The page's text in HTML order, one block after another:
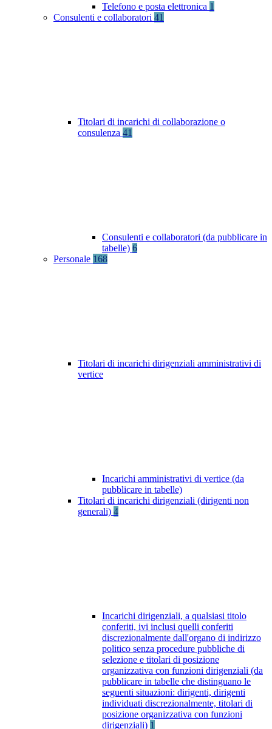
Telefono e posta elettronica 1
Consulenti e collaboratori 41
Titolari di incarichi di collaborazione o
consulenza 41
Consulenti e collaboratori (da pubblicare in
tabelle) 6
Personale 168
Titolari di incarichi dirigenziali amministrativi di
vertice
Incarichi amministrativi di vertice (da
pubblicare in tabelle)
Titolari di incarichi dirigenziali (dirigenti non
generali) 4
Incarichi dirigenziali, a qualsiasi titolo
conferiti, ivi inclusi quelli conferiti
discrezionalmente dall'organo di indirizzo
politico senza procedure pubbliche di
selezione e titolari di posizione
organizzativa con funzioni dirigenziali (da
pubblicare in tabelle che distinguano le
seguenti situazioni: dirigenti, dirigenti
individuati discrezionalmente, titolari di
posizione organizzativa con funzioni
dirigenziali) 1